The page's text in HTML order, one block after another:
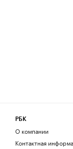
РБК
О компании
Контактная